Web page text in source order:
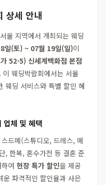
상세 안내
울 지역에서 개최되는 웨딩
일(토) ~ 07월 19일(일)이
52-5) 신세계백화점 본점
이 웨딩박람회에서는 서울
웨딩 서비스와 특별 할인 혜
업체 및 혜택
드메(스튜디오, 드레스, 메
, 한복, 혼수가전 등 결혼 준
여 현장 특가 할인을 제공
파격적인 할인율과 사은